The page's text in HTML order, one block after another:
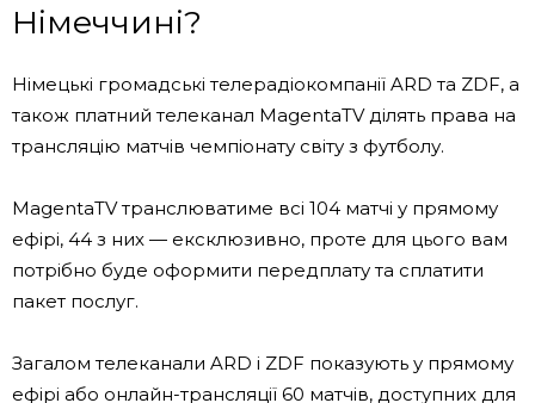
Німеччині?
Німецькі громадські телерадіокомпанії ARD та ZDF, а
також платний телеканал MagentaTV ділять права на
трансляцію матчів чемпіонату світу з футболу.
MagentaTV транслюватиме всі 104 матчі у прямому
ефірі, 44 з них — ексклюзивно, проте для цього вам
потрібно буде оформити передплату та сплатити
пакет послуг.
Загалом телеканали ARD і ZDF показують у прямому
ефірі або онлайн-трансляції 60 матчів, доступних для